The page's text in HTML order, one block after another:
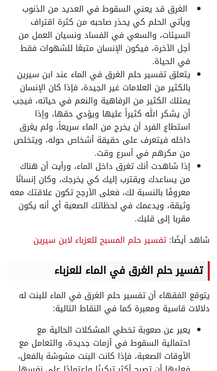
الغرق قد يعني السقوط في العديد من الذنوب
ويأتي الحلم كي يحذر صاحبه من كثرة اقتراف
السيئات، والسعي في الفساد ونسيان العمل من
أجل الآخرة، فيكون الإنسان متبعًا للشهوات فقط
في الحياة.
يتعلق تفسير حلم الغرق في الماء عند ابن سيرين
بالكثير من العلامات غير الجيدة، فإذا كان الإنسان
يمتلك الكثير من الرفاهية والنعم في حياته، فيجب
أن يشكر الله كثيراً عليها ويؤدي حقها، وإذا
استطاع الفرد أن يخرج من الماء سريعاً، ولم يغرق
داخله فيتعرف على حقيقة أشخاص حوله، ويتخلص
من مكرهم في أسرع وقت.
إذا شاهدت أنك تغرق داخل الماء، ورأيت أن هناك
من يساعدك ويقترب إليك كي يخرجك، وكان إنسانًا
معروفًا بالنسبة لك، فعلى الأرجح تكون علاقتك معه
وثيقة، ويدعمك في لحظاتك الصعبة أي أنه يكون
مقربا إلى قلبك.
شاهد أيضًا:تفسير حلم المسبح للعزباء لابن سيرين
تفسير حلم الغرق في الماء للعزباء
يتوقع الفقهاء أن تفسير حلم الغرق في الماء للبنت له
دلالات قاسية ومعبرة كما في النقاط التالية:
يعبر عن صعوبة تخطي المشكلات الحالية مع
احتمالية السقوط في أزمات جديدة، والتعامل مع
الأوقات الصعبة، فإذا كانت البنت مشوشة بالفعل،